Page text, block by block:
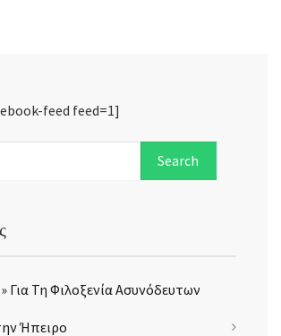
feed feed=1]
Τη Φιλοξενία Ασυνόδευτων
Ήπειρο